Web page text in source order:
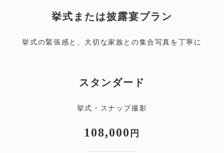
挙式または披露宴プラン
挙式の緊張感と、大切な家族との集合写真を丁寧に
スタンダード
挙式・スナップ撮影
108,000 円